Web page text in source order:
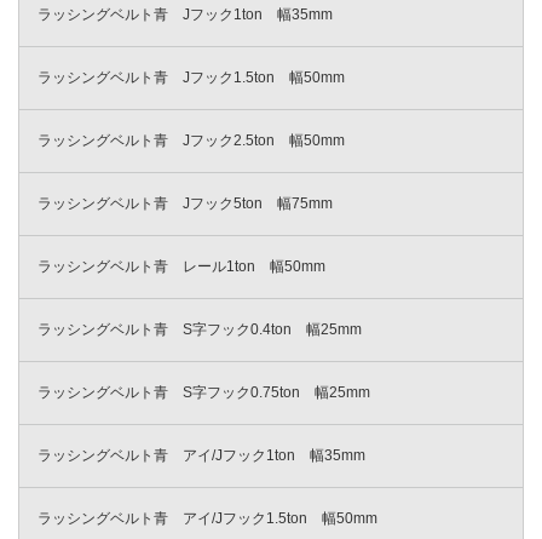
ラッシングベルト青 Jフック1ton 幅35mm
ラッシングベルト青 Jフック1.5ton 幅50mm
ラッシングベルト青 Jフック2.5ton 幅50mm
ラッシングベルト青 Jフック5ton 幅75mm
ラッシングベルト青 レール1ton 幅50mm
ラッシングベルト青 S字フック0.4ton 幅25mm
ラッシングベルト青 S字フック0.75ton 幅25mm
ラッシングベルト青 アイ/Jフック1ton 幅35mm
ラッシングベルト青 アイ/Jフック1.5ton 幅50mm